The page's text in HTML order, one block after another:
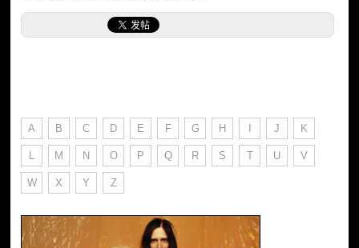
A B C D E F G H I J K
L M N O P Q R S T U V
W X Y Z